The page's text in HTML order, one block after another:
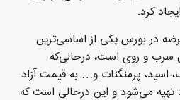
کرد.
در بورس یکی از اساسی‌ترین
و روی است، درحالی‌که
اسید، پرمنگنات و… به قیمت آزاد
تهیه می‌شود و این درحالی است که